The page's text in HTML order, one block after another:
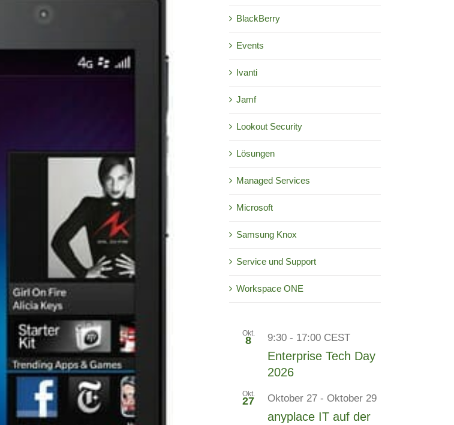
BlackBerry
Events
Ivanti
Jamf
Lookout Security
Lösungen
Managed Services
Microsoft
Samsung Knox
Service und Support
Workspace ONE
Okt.
8 9:30 - 17:00 CEST
Enterprise Tech Day
2026
Okt.
27 Oktober 27 - Oktober 29
anyplace IT auf der